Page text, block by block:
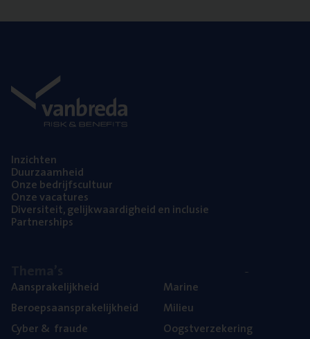
Inzich­ten
Duur­zaam­heid
Onze bedrijfs­cul­tuur
Onze vaca­tu­res
Diver­si­teit, gelijk­waar­dig­heid en inclusie
Part­ner­ships
Aan­spra­ke­lijk­heid
Beroeps­aan­spra­ke­lijk­heid
Cyber& fraude
Mari­ne
Mili­eu
Oogst­ver­ze­ke­ring